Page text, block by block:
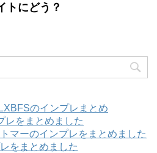
トにどう？
のインプレまとめ
レをまとめました
マーのインプレをまとめました
をまとめました